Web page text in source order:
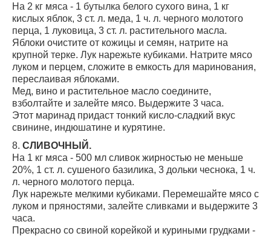
На 2 кг мяса - 1 бутылка белого сухого вина, 1 кг
кислых яблок, 3 ст. л. меда, 1 ч. л. черного молотого
перца, 1 луковица, 3 ст. л. растительного масла.
Яблоки очистите от кожицы и семян, натрите на
крупной терке. Лук нарежьте кубиками. Натрите мясо
луком и перцем, сложите в емкость для маринования,
переслаивая яблоками.
Мед, вино и растительное масло соедините,
взболтайте и залейте мясо. Выдержите 3 часа.
Этот маринад придаст тонкий кисло-сладкий вкус
свинине, индюшатине и курятине.
8. СЛИВОЧНЫЙ.
На 1 кг мяса - 500 мл сливок жирностью не меньше
20%, 1 ст. л. сушеного базилика, 3 дольки чеснока, 1 ч.
л. черного молотого перца.
Лук нарежьте мелкими кубиками. Перемешайте мясо с
луком и пряностями, залейте сливками и выдержите 3
часа.
Прекрасно со свиной корейкой и куриными грудками -